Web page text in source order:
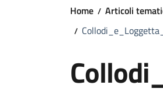
Home Articoli